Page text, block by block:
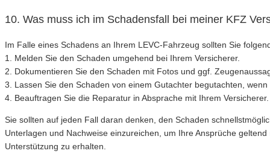
10. Was muss ich im Schadensfall bei meiner KFZ
Im Falle eines Schadens an Ihrem LEVC-Fahrzeug sollten Sie
1. Melden Sie den Schaden umgehend bei Ihrem Versicherer.
2. Dokumentieren Sie den Schaden mit Fotos und ggf.
3. Lassen Sie den Schaden von einem Gutachter begutachten, wenn
4. Beauftragen Sie die Reparatur in Absprache mit Ihrem Versicherer.
Sie sollten auf jeden Fall daran denken, den Schaden
Unterlagen und Nachweise einzureichen, um Ihre Ansprüche
Unterstützung zu erhalten.